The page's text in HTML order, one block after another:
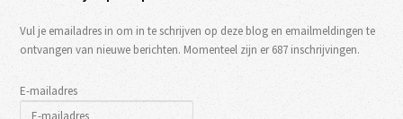
Vul je emailadres in om in te schrijven op deze blog en emailmeldingen te
ontvangen van nieuwe berichten. Momenteel zijn er 687 inschrijvingen.
E-mailadres